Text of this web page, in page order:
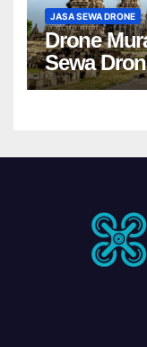
JASA SEWA DRONE
Drone
Sewa